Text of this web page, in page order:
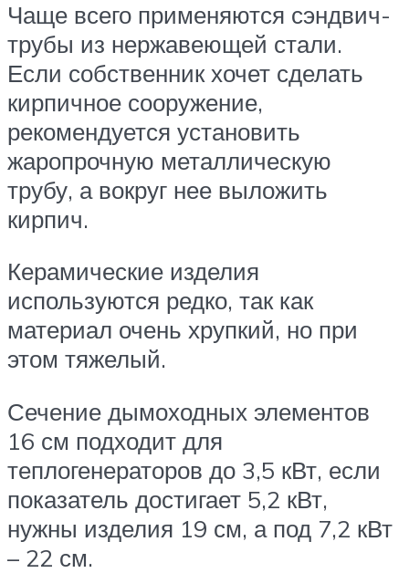
Чаще всего применяются сэндвич-
трубы из нержавеющей стали.
Если собственник хочет сделать
кирпичное сооружение,
рекомендуется установить
жаропрочную металлическую
трубу, а вокруг нее выложить
кирпич.
Керамические изделия
используются редко, так как
материал очень хрупкий, но при
этом тяжелый.
Сечение дымоходных элементов
16 см подходит для
теплогенераторов до 3,5 кВт, если
показатель достигает 5,2 кВт,
нужны изделия 19 см, а под 7,2 кВт
– 22 см.